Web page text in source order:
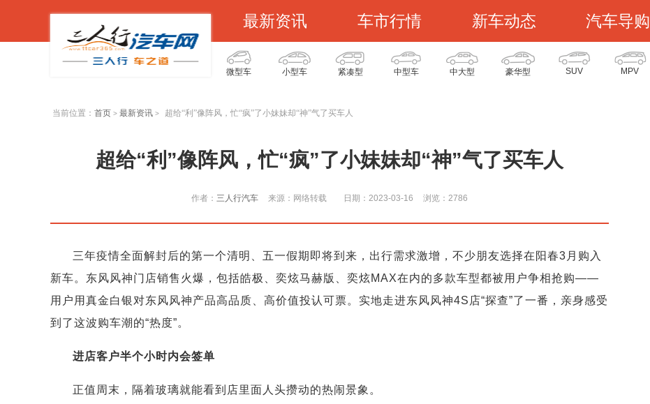
最新资讯 车市行情 新车动态 汽车导购
微型车 小型车 紧凑型 中型车 中大型 豪华型 SUV MPV
当前位置： 首页 > 最新资讯 > 超给“利”像阵风，忙“疯”了小妹妹却“神”气了买车人
超给“利”像阵风，忙“疯”了小妹妹却“神”气了买车人
作者： 三人行汽车 来源：网络转载 日期：2023-03-16 浏览：2786
三年疫情全面解封后的第一个清明、五一假期即将到来，出行需求激增，不少朋友选择在阳春3月购入
新车。东风风神门店销售火爆，包括皓极、奕炫马赫版、奕炫MAX在内的多款车型都被用户争相抢购——
用户用真金白银对东风风神产品高品质、高价值投认可票。实地走进东风风神4S店“探查”了一番，亲身感受
到了这波购车潮的“热度”。
进店客户半个小时内会签单
正值周末，隔着玻璃就能看到店里面人头攒动的热闹景象。